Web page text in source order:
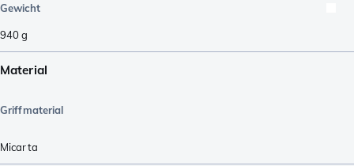
Gewicht
940g
Material
Griffmaterial
Micarta